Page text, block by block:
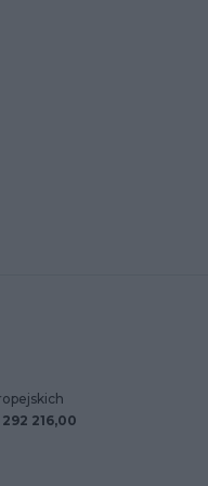
216,00